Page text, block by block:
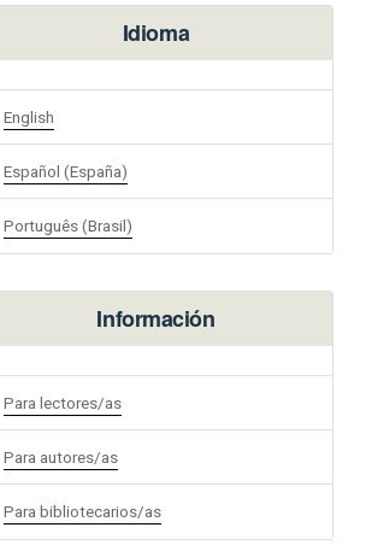
Idioma
English
Español (España)
Português (Brasil)
Información
Para lectores/as
Para autores/as
Para bibliotecarios/as